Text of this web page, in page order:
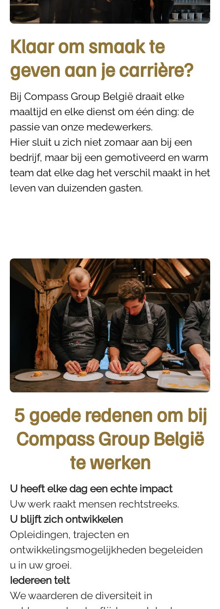
Klaar om smaak te
geven aan je carrière?
Bij Compass Group België draait elke
maaltijd en elke dienst om één ding: de
passie van onze medewerkers.
Hier sluit u zich niet zomaar aan bij een
bedrijf, maar bij een gemotiveerd en warm
team dat elke dag het verschil maakt in het
leven van duizenden gasten.
5 goede redenen om bij
Compass Group België
te werken
U heeft elke dag een echte impact
Uw werk raakt mensen rechtstreeks.
U blijft zich ontwikkelen
Opleidingen, trajecten en
ontwikkelingsmogelijkheden begeleiden
u in uw groei.
Iedereen telt
We waarderen de diversiteit in